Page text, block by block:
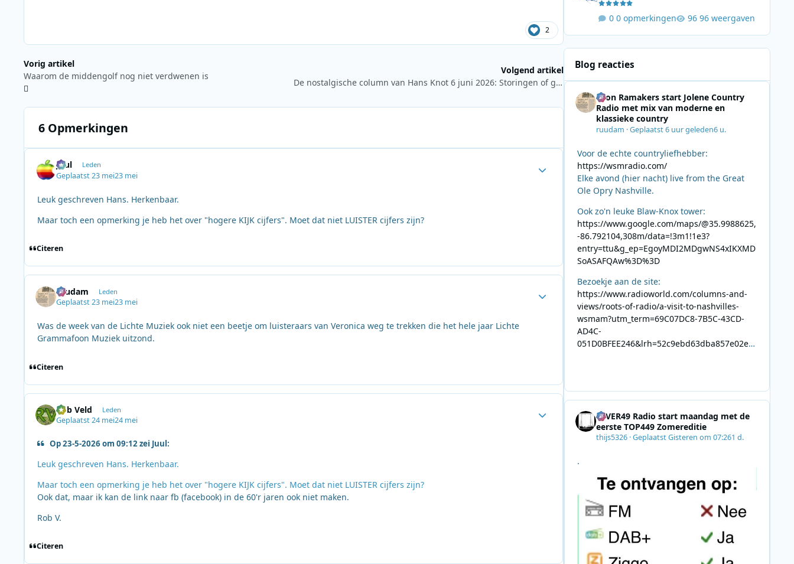
2
Vorig artikel
Waarom de middengolf nog niet verdwenen is
Volgend artikel
De nostalgische column van Hans Knot 6 juni 2026: Storingen of geen storingen, een reconstructie
6 Opmerkingen
Juul Leden
Geplaatst23 mei23 mei
Author stats
Leuk geschreven Hans. Herkenbaar.
Maar toch een opmerking je heb het over "hogere KIJK cijfers". Moet dat niet LUISTER cijfers zijn?
Citeren
ruudam Leden
Geplaatst23 mei23 mei
Author stats
Was de week van de Lichte Muziek ook niet een beetje om luisteraars van Veronica weg te trekken die het hele jaar Lichte
Grammafoon Muziek uitzond.
Citeren
Rob Veld Leden
Geplaatst24 mei24 mei
Author stats
Op 23-5-2026 om 09:12 zei Juul:
Leuk geschreven Hans. Herkenbaar.
Maar toch een opmerking je heb het over "hogere KIJK cijfers". Moet dat niet LUISTER cijfers zijn?
Ook dat, maar ik kan de link naar fb (facebook) in de 60'r jaren ook niet maken.
Rob V.
Citeren
0 opmerkingen 96 weergaven
Blog reacties
Leon Ramakers start Jolene Country
Radio met mix van moderne en
klassieke country
ruudam ·Geplaatst6 uur geleden6 u.
Voor de echte countryliefhebber:
https://wsmradio.com/
Elke avond (hier nacht) live from the Great
Ole Opry Nashville.
Ook zo'n leuke Blaw-Knox tower:
https://www.google.com/maps/@35.9988625,
-86.792104,308m/data=!3m1!1e3?
entry=ttu&g_ep=EgoyMDI2MDgwNS4xIKXMD
SoASAFQAw%3D%3D
Bezoekje aan de site:
https://www.radioworld.com/columns-and-
views/roots-of-radio/a-visit-to-nashvilles-
wsmam?utm_term=69C07DC8-7B5C-43CD-
AD4C-
051D0BFEE246&lrh=52c9ebd63dba857e02ec
AB2831C8A639&utm_medium=email&utm_co
8F09201A140D&utm_source=SmartBrief
4EVER49 Radio start maandag met de
eerste TOP449 Zomereditie
thijs5326·GeplaatstGisteren om 07:261 d.
.